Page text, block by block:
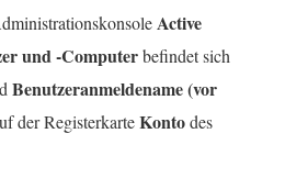
Active
und -Computerbefindet sich
Benutzeranmeldename (vor
der RegisterkarteKontodes